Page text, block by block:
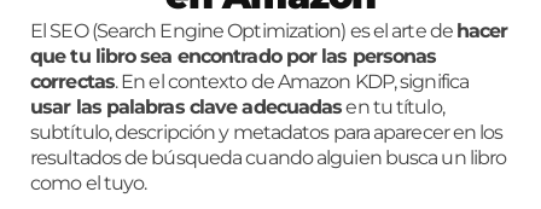
El SEO (Search Engine Optimization) es el arte de hacer
que tu libro sea encontrado por las personas
correctas. En el contexto de Amazon KDP, significa
usar las palabras clave adecuadasen tu título,
subtítulo, descripción y metadatos para aparecer en los
resultados de búsqueda cuando alguien busca un libro
como el tuyo.